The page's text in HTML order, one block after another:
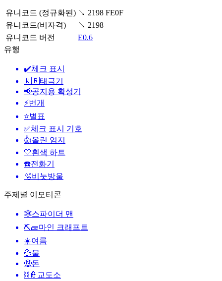
유니코드 (정규화된) ↘️ 2198 FE0F
유니코드(비자격)
↘ 2198
유니코드 버전
E0.6
유행
✔️체크 표시
🇰🇷태극기
📢공지용 확성기
⚡번개
⭐별표
✅체크 표시 기호
👍올린 엄지
🤍흰색 하트
☎️전화기
🫧비눗방울
주제별 이모티콘
🕸️스파이더 맨
⛏🧱마인 크래프트
☀️여름
💦물
🤑돈
⛓️👮 교도소